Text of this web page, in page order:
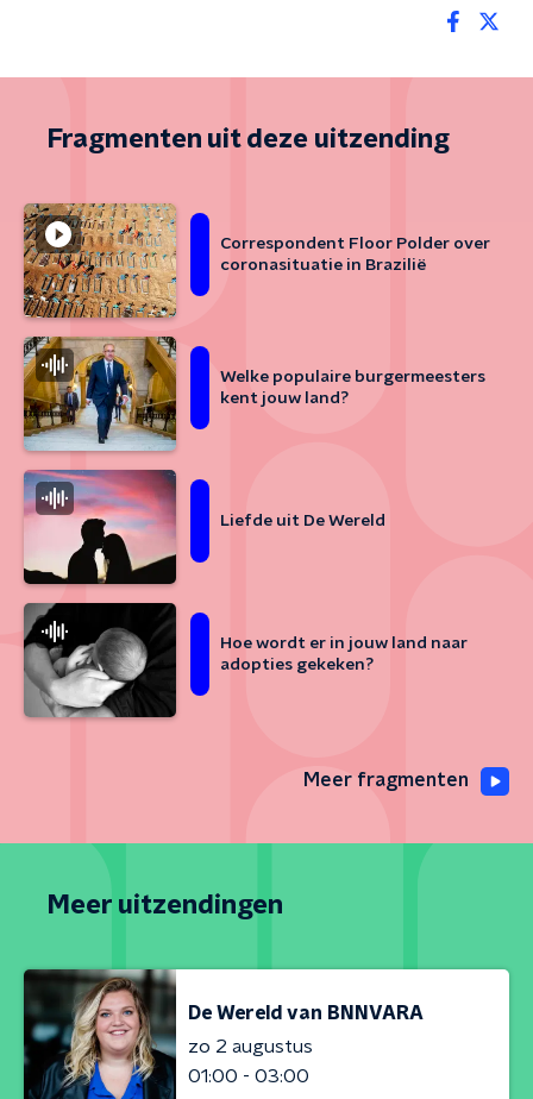
Fragmenten uit deze uitzending
Correspondent Floor Polder over
coronasituatie in Brazilië
Welke populaire burgermeesters
kent jouw land?
Liefde uit De Wereld
Hoe wordt er in jouw land naar
adopties gekeken?
Meer fragmenten
Meer uitzendingen
De Wereld van BNNVARA
zo 2 augustus
01:00 - 03:00